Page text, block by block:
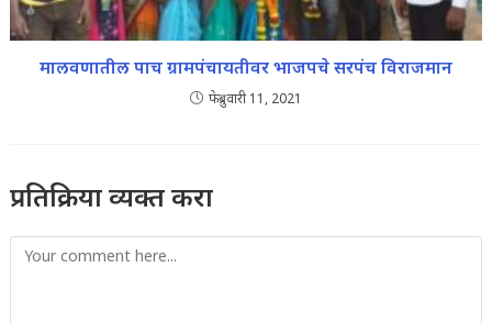
मालवणातील पाच ग्रामपंचायतीवर भाजपचे सरपंच विराजमान
फेब्रुवारी 11, 2021
प्रतिक्रिया व्यक्त करा
Comment